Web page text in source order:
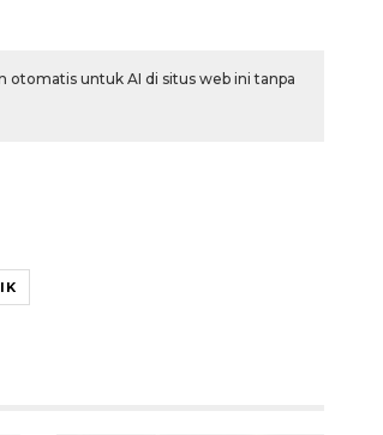
untuk AI di situs web ini tanpa